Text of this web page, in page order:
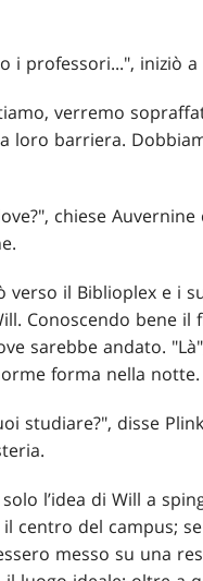
i professori...", iniziò
verremo
loro barriera.
chiese
verso il Biblioplex e i
Conoscendo bene il
sarebbe andato.
forma nella notte.
studiare?", disse
l’idea di Will a
centro del campus;
messo su una